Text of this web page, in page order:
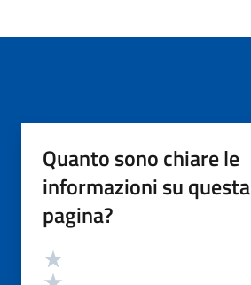
Quanto sono chiare le
informazioni su questa
pagina?
Valutazione